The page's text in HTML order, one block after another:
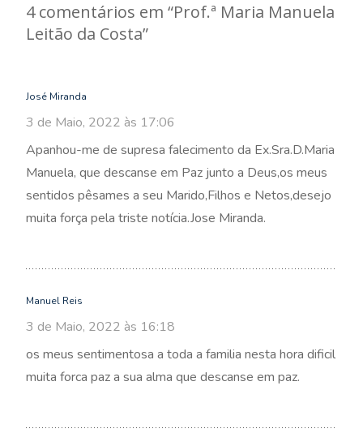
4 comentários em “Prof.ª Maria Manuela
Leitão da Costa”
José Miranda
3 de Maio, 2022 às 17:06
Apanhou-me de supresa falecimento da Ex.Sra.D.Maria
Manuela, que descanse em Paz junto a Deus,os meus
sentidos pêsames a seu Marido,Filhos e Netos,desejo
muita força pela triste notícia.Jose Miranda.
Manuel Reis
3 de Maio, 2022 às 16:18
os meus sentimentosa a toda a familia nesta hora dificil
muita forca paz a sua alma que descanse em paz.